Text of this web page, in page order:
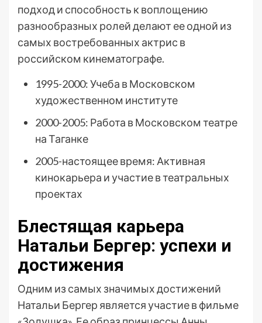
подход и способность к воплощению
разнообразных ролей делают ее одной из
самых востребованных актрис в
российском кинематографе.
1995-2000: Учеба в Московском
художественном институте
2000-2005: Работа в Московском театре
на Таганке
2005-настоящее время: Активная
кинокарьера и участие в театральных
проектах
Блестящая карьера
Натальи Бергер: успехи и
достижения
Одним из самых значимых достижений
Натальи Бергер является участие в фильме